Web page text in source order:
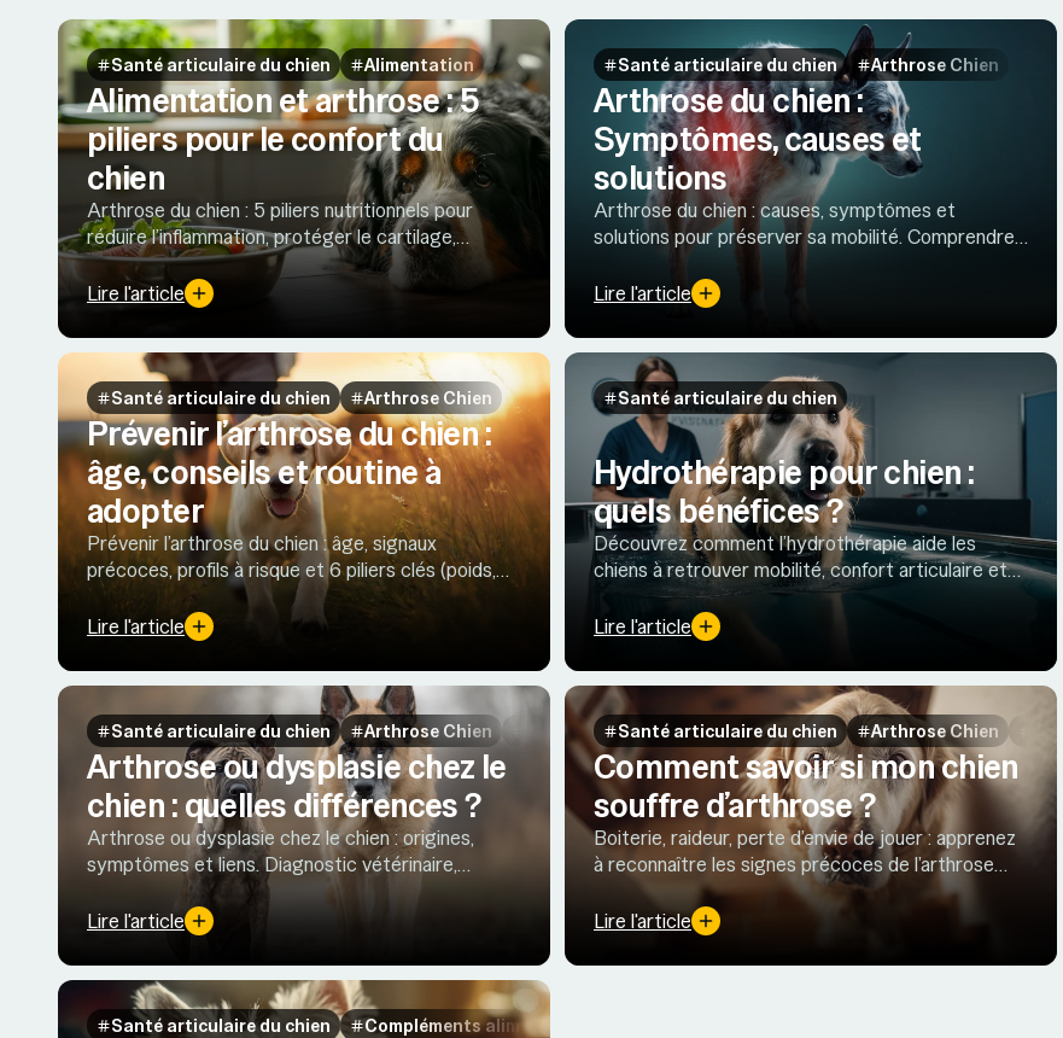
Santé articulaire du chien Alimentation
Alimentation et arthrose : 5
piliers pour le confort du
chien
Arthrose du chien : 5 piliers nutritionnels pour
réduire l’inflammation, protéger le cartilage,
préserver la masse musculaire, soutenir le
microbiote et gérer le poids.
Lire l'article
Santé articulaire du chien Arthrose Chien
Arthrose du chien :
Symptômes, causes et
solutions
Arthrose du chien : causes, symptômes et
solutions pour préserver sa mobilité. Comprendre,
détecter tôt et agir pour soulager naturellement
les douleurs articulaires.
Lire l'article
Santé articulaire du chien Arthrose Chien
Prévenir l’arthrose du chien :
âge, conseils et routine à
adopter
Prévenir l’arthrose du chien : âge, signaux
précoces, profils à risque et 6 piliers clés (poids,
environnement, activité, nutrition, suivi vétérinaire,
stérilisation).
Lire l'article
Santé articulaire du chien
Hydrothérapie pour chien :
quels bénéfices ?
Découvrez comment l’hydrothérapie aide les
chiens à retrouver mobilité, confort articulaire et
masse musculaire grâce aux bienfaits de l’eau.
Lire l'article
Santé articulaire du chien Arthrose Chien Dysplasie Chien
Arthrose ou dysplasie chez le
chien : quelles différences ?
Arthrose ou dysplasie chez le chien : origines,
symptômes et liens. Diagnostic vétérinaire,
prévention (poids, activité) et rôle des Oméga-3
pour préserver la mobilité.
Lire l'article
Santé articulaire du chien Arthrose Chien
Comment savoir si mon chien
souffre d’arthrose ?
Boiterie, raideur, perte d’envie de jouer : apprenez
à reconnaître les signes précoces de l’arthrose
chez le chien et à réagir avant qu’elle ne s’aggrave.
Lire l'article
Santé articulaire du chien Compléments alimentaires